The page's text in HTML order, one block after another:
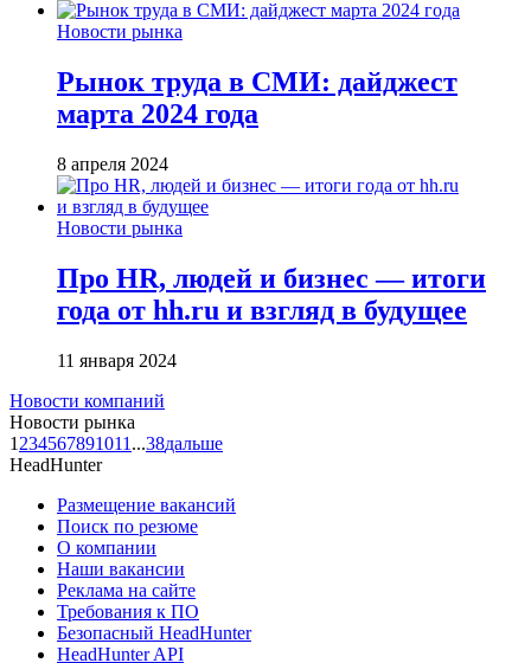
Новости рынка
Рынок труда в СМИ: дайджест
марта 2024 года
8 апреля 2024
Новости рынка
Про HR, людей и бизнес — итоги
года от hh.ru и взгляд в будущее
11 января 2024
Новости компаний
Новости рынка
1 234567891011 ...38дальше
HeadHunter
Размещение вакансий
Поиск по резюме
О компании
Наши вакансии
Реклама на сайте
Требования к ПО
Безопасный HeadHunter
HeadHunter API